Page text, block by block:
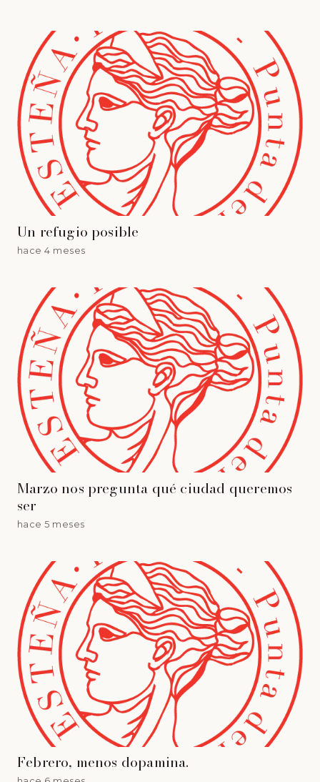
Un refugio posible
hace 4 meses
Marzo nos pregunta qué ciudad queremos
ser
hace 5 meses
Febrero, menos dopamina.